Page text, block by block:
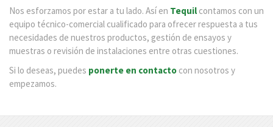
Nos esforzamos por estar a tu lado. Así en Tequil contamos con un
equipo técnico-comercial cualificado para ofrecer respuesta a tus
necesidades de nuestros productos, gestión de ensayos y
muestras o revisión de instalaciones entre otras cuestiones.
Si lo deseas, puedes ponerte en contacto con nosotros y
empezamos.